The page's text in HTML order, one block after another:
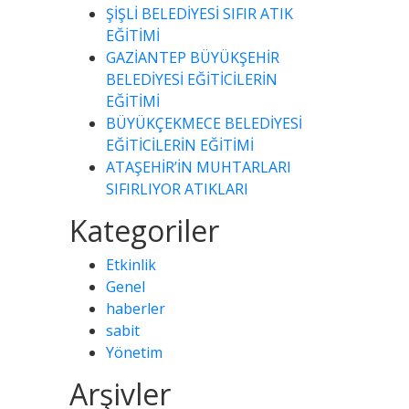
ŞİŞLİ BELEDİYESİ SIFIR ATIK
EĞİTİMİ
GAZİANTEP BÜYÜKŞEHİR
BELEDİYESİ EĞİTİCİLERİN
EĞİTİMİ
BÜYÜKÇEKMECE BELEDİYESİ
EĞİTİCİLERİN EĞİTİMİ
ATAŞEHİR’İN MUHTARLARI
SIFIRLIYOR ATIKLARI
Kategoriler
Etkinlik
Genel
haberler
sabit
Yönetim
Arşivler